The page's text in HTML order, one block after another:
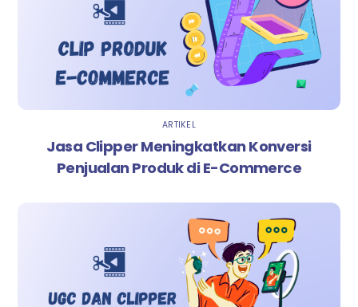
ARTIKEL
Jasa Clipper Meningkatkan Konversi
Penjualan Produk di E-Commerce